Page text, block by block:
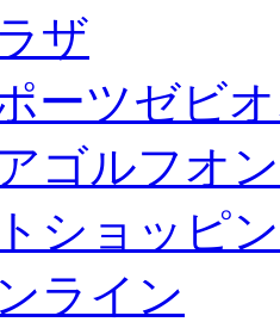
ザ
ーツゼビ
ゴルフオ
ショッピ
ライン